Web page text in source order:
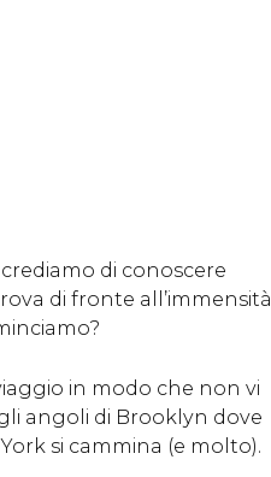
di conoscere
di fronte all’immensità
in modo che non vi
angoli di Brooklyn dove
si cammina (e molto).